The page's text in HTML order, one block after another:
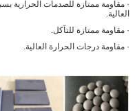
· مقاومة ممتازة للصدمات الحرارية
العالية.
· مقاومة ممتازة للتآكل.
· مقاومة درجات الحرارة العالية.